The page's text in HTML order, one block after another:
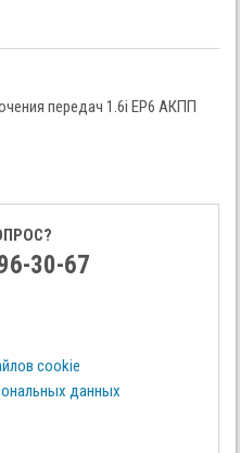
передач 1.6i EP6 АКПП
30-67
cookie
данных